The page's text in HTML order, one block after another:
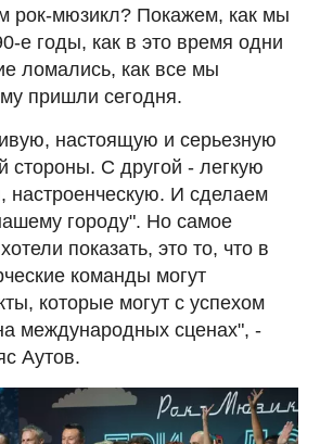
рок-мюзикл? Покажем, как мы
е годы, как в это время одни
ломались, как все мы
пришли сегодня.
настоящую и серьезную
стороны. С другой - легкую
настроенческую. И сделаем
городу". Но самое
показать, это то, что в
команды могут
которые могут с успехом
международных сценах", -
Аутов.